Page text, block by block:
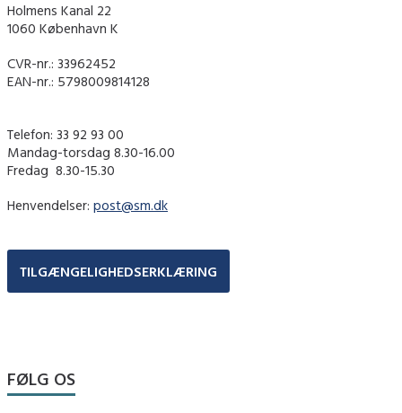
Holmens Kanal 22
1060 København K
CVR-nr.: 33962452
EAN-nr.: 5798009814128
Telefon: 33 92 93 00
Mandag-torsdag 8.30-16.00
Fredag ​ 8.30-15.30
Henvendelser: post@sm.dk
TILGÆNGELIGHEDSERKLÆRING
FØLG OS